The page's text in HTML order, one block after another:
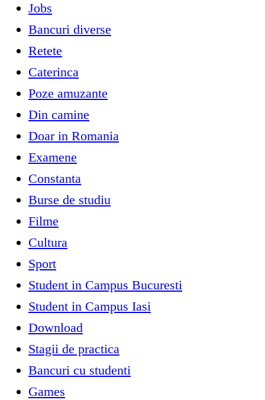
Jobs
Bancuri diverse
Retete
Caterinca
Poze amuzante
Din camine
Doar in Romania
Examene
Constanta
Burse de studiu
Filme
Cultura
Sport
Student in Campus Bucuresti
Student in Campus Iasi
Download
Stagii de practica
Bancuri cu studenti
Games